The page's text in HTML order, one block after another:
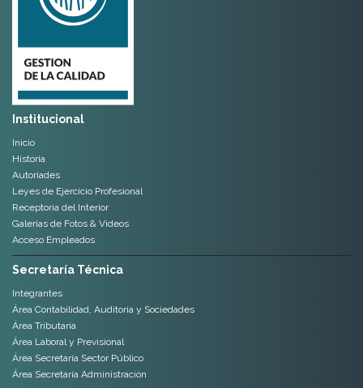
Institucional
Inicio
Historia
Autoriades
Leyes de Ejercicio Profesional
Receptoria del Interior
Galerias de Fotos & Videos
Acceso Empleados
Secretaría Técnica
Integrantes
Área Contabilidad, Auditoria y Sociedades
Área Tributaria
Área Laboral y Previsional
Área Secretaría Sector Público
Área Secretaría Administración